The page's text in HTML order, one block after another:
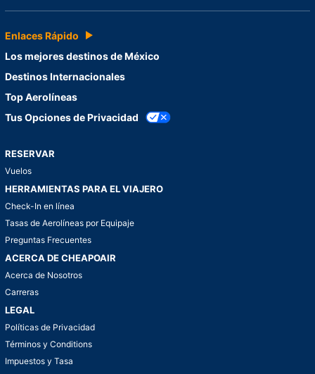
Enlaces Rápido
Los mejores destinos de México
Destinos Internacionales
Top Aerolíneas
Tus Opciones de Privacidad
RESERVAR
Vuelos
HERRAMIENTAS PARA EL VIAJERO
Check-In en línea
Tasas de Aerolíneas por Equipaje
Preguntas Frecuentes
ACERCA DE CHEAPOAIR
Acerca de Nosotros
Carreras
LEGAL
Políticas de Privacidad
Términos y Conditions
Impuestos y Tasa